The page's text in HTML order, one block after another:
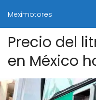
Meximotores
Precio del
en México